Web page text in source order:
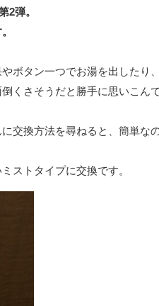
2弾。
ボタン一つでお湯を出したり
くさそうだと勝手に思いこんで
交換方法を尋ねると、簡単な
ストタイプに交換です。